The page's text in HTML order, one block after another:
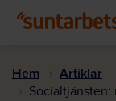
Hem Artiklar